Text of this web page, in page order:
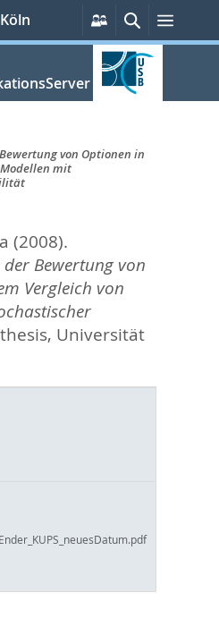
Persönliche
Services
SucheMenü
von Optionen in
mit
(2008).
Bewertung von
Vergleich von
Universität